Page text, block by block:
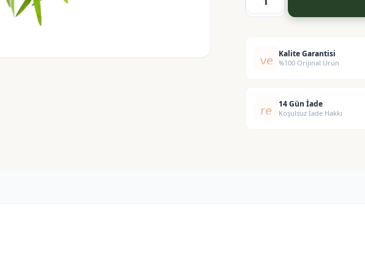
Niaouli
verified
Kalite Garantisi
%100 Orijinal Ürün
replay14 Gün İade
Koşulsuz İade Hakkı